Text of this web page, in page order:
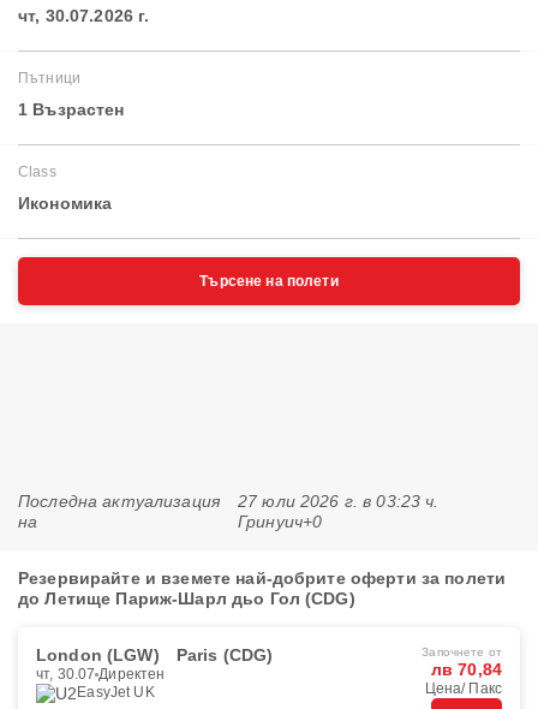
чт, 30.07.2026 г.
Пътници
1 Възрастен
Class
Икономика
Търсене на полети
Последна актуализация
на
27 юли 2026 г. в 03:23 ч.
Гринуич+0
Резервирайте и вземете най-добрите оферти за полети
до Летище Париж-Шарл дьо Гол (CDG)
London (LGW) Paris (CDG)
чт, 30.07 Директен
EasyJet UK
Започнете от
лв 70,84
Цена/ Пакс